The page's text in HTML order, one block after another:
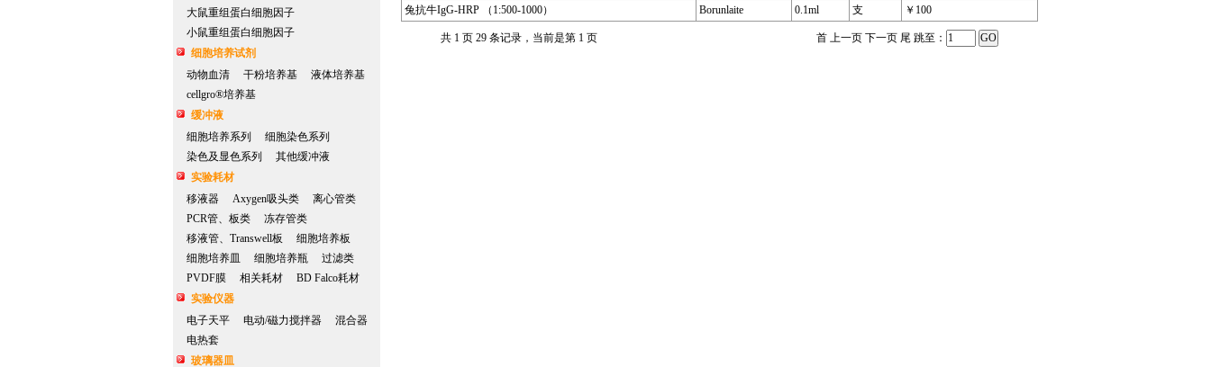
大鼠重组蛋白细胞因子
小鼠重组蛋白细胞因子
细胞培养试剂
动物血清
干粉培养基
液体培养基
cellgro®培养基
缓冲液
细胞培养系列
细胞染色系列
染色及显色系列
其他缓冲液
实验耗材
移液器
Axygen吸头类
离心管类
PCR管、板类
冻存管类
移液管、Transwell板
细胞培养板
细胞培养皿
细胞培养瓶
过滤类
PVDF膜
相关耗材
BD Falco耗材
实验仪器
电子天平
电动/磁力搅拌器
混合器
电热套
玻璃器皿
兔抗牛IgG-HRP （1:500-1000）
Borunlaite 0.1ml 支 ￥100
共 1 页 29 条记录，当前是第 1 页 首 上一页 下一页 尾 跳至：